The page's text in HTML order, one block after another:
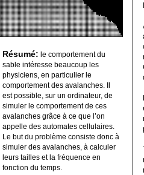
Résumé: le comportement du
sable intéresse beaucoup les
physiciens, en particulier le
comportement des avalanches. Il
est possible, sur un ordinateur, de
simuler le comportement de ces
avalanches grâce à ce que l’on
appelle des automates cellulaires.
Le but du problème consiste donc à
simuler des avalanches, à calculer
leurs tailles et la fréquence en
fonction du temps.